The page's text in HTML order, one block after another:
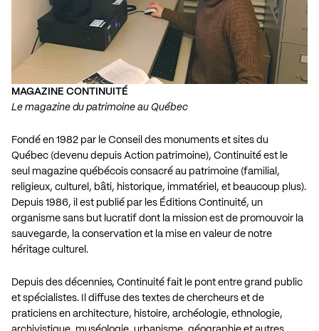
MAGAZINE CONTINUITÉ
Le magazine du patrimoine au Québec
Fondé en 1982 par le Conseil des monuments et sites du
Québec (devenu depuis Action patrimoine), Continuité est le
seul magazine québécois consacré au patrimoine (familial,
religieux, culturel, bâti, historique, immatériel, et beaucoup plus).
Depuis 1986, il est publié par les Éditions Continuité, un
organisme sans but lucratif dont la mission est de promouvoir la
sauvegarde, la conservation et la mise en valeur de notre
héritage culturel.
Depuis des décennies, Continuité fait le pont entre grand public
et spécialistes. Il diffuse des textes de chercheurs et de
praticiens en architecture, histoire, archéologie, ethnologie,